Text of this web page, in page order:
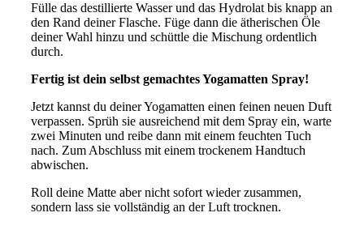
Fülle das destillierte Wasser und das Hydrolat bis knapp an
den Rand deiner Flasche. Füge dann die ätherischen Öle
deiner Wahl hinzu und schüttle die Mischung ordentlich
durch.
Fertig ist dein selbst gemachtes Yogamatten Spray!
Jetzt kannst du deiner Yogamatten einen feinen neuen Duft
verpassen. Sprüh sie ausreichend mit dem Spray ein, warte
zwei Minuten und reibe dann mit einem feuchten Tuch
nach. Zum Abschluss mit einem trockenem Handtuch
abwischen.
Roll deine Matte aber nicht sofort wieder zusammen,
sondern lass sie vollständig an der Luft trocknen.